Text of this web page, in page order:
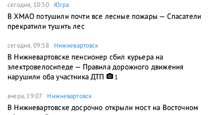
сегодня, 10:50 Югра
В ХМАО потушили почти все лесные пожары — Спасатели
прекратили тушить лес
сегодня, 09:58 Нижневартовск
В Нижневартовске пенсионер сбил курьера на
электровелосипеде — Правила дорожного движения
нарушили оба участника ДТП
1
вчера, 19:07 Нижневартовск
В Нижневартовске досрочно открыли мост на Восточном